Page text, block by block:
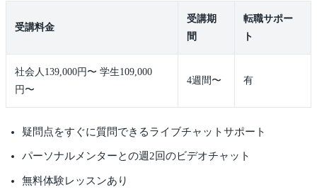
受講料金
受講期
間
転職サポー
ト
社会人139,000円〜 学生109,000
円〜
4週間〜 有
疑問点をすぐに質問できるライブチャットサポート
パーソナルメンターとの週2回のビデオチャット
無料体験レッスンあり